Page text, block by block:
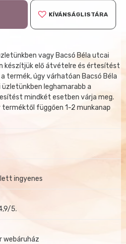
KÍVÁNSÁGLISTÁRA
vagy Bacsó Béla utcai
készítjük elő átvételre és értesítést
termék, úgy várhatóan Bacsó Béla
leghamarabb a
mindkét esetben várja meg.
függően 1-2 munkanap
ingyenes
5.
webáruház